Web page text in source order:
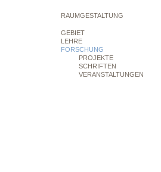
RAUMGESTALTUNG
GEBIET
LEHRE
FORSCHUNG
PROJEKTE
SCHRIFTEN
VERANSTALTUNGEN